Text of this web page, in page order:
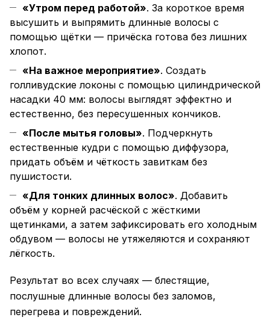
«Утром перед работой». За короткое время
высушить и выпрямить длинные волосы с
помощью щётки — причёска готова без лишних
хлопот.
«На важное мероприятие». Создать
голливудские локоны с помощью цилиндрической
насадки 40 мм: волосы выглядят эффектно и
естественно, без пересушенных кончиков.
«После мытья головы». Подчеркнуть
естественные кудри с помощью диффузора,
придать объём и чёткость завиткам без
пушистости.
«Для тонких длинных волос». Добавить
объём у корней расчёской с жёсткими
щетинками, а затем зафиксировать его холодным
обдувом — волосы не утяжеляются и сохраняют
лёгкость.
Результат во всех случаях — блестящие,
послушные длинные волосы без заломов,
перегрева и повреждений.